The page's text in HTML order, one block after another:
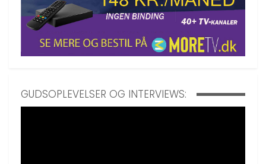
GUDSOPLEVELSER OG INTERVIEWS: